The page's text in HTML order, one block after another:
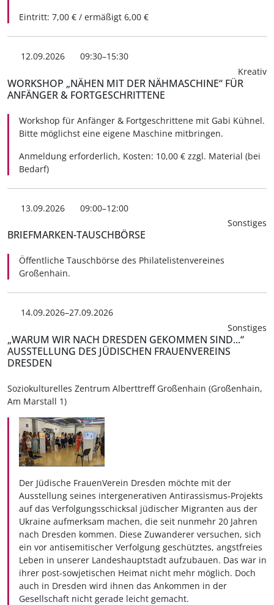
Eintritt: 7,00 € / ermäßigt 6,00 €
12.09.2026
09:30–15:30
Kreativ
WORKSHOP „NÄHEN MIT DER NÄHMASCHINE“ FÜR
ANFÄNGER & FORTGESCHRITTENE
Workshop für Anfänger & Fortgeschrittene mit Gabi Kühnel.
Bitte möglichst eine eigene Maschine mitbringen.
Anmeldung erforderlich, Kosten: 10,00 € zzgl. Material (bei
Bedarf)
13.09.2026
09:00–12:00
Sonstiges
BRIEFMARKEN-TAUSCHBÖRSE
Öffentliche Tauschbörse des Philatelistenvereines
Großenhain.
14.09.2026–27.09.2026
Sonstiges
„WARUM WIR NACH DRESDEN GEKOMMEN SIND...“
AUSSTELLUNG DES JÜDISCHEN FRAUENVEREINS
DRESDEN
Soziokulturelles Zentrum Alberttreff Großenhain (Großenhain,
Am Marstall 1)
Der Jüdische FrauenVerein Dresden möchte mit der
Ausstellung seines intergenerativen Antirassismus-Projekts
auf das Verfolgungsschicksal jüdischer Migranten aus der
Ukraine aufmerksam machen, die seit nunmehr 20 Jahren
nach Dresden kommen. Diese Zuwanderer versuchen, sich
ein vor antisemitischer Verfolgung geschütztes, angstfreies
Leben in unserer Landeshauptstadt aufzubauen. Das war in
ihrer post-sowjetischen Heimat nicht mehr möglich. Doch
auch in Dresden wird ihnen das Ankommen in der
Gesellschaft nicht gerade leicht gemacht.